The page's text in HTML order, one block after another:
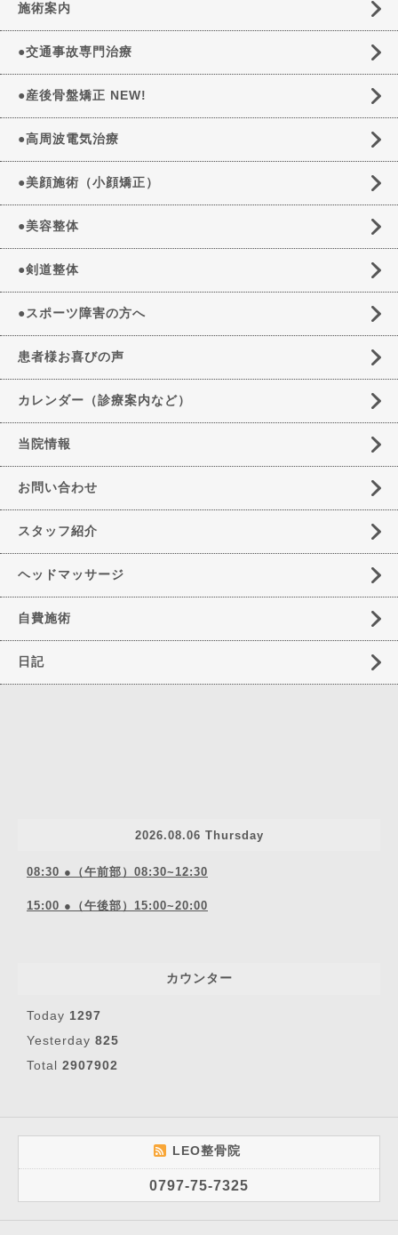
施術案内
●交通事故専門治療
●産後骨盤矯正 NEW!
●高周波電気治療
●美顔施術（小顔矯正）
●美容整体
●剣道整体
●スポーツ障害の方へ
患者様お喜びの声
カレンダー（診療案内など）
当院情報
お問い合わせ
スタッフ紹介
ヘッドマッサージ
自費施術
日記
2026.08.06 Thursday
08:30 ●（午前部）08:30~12:30
15:00 ●（午後部）15:00~20:00
カウンター
Today 1297
Yesterday 825
Total 2907902
LEO整骨院
0797-75-7325